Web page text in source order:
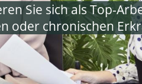
Sie sich als Top-
oder chronischen